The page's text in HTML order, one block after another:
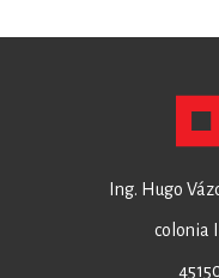
Ing. Hugo
colonia